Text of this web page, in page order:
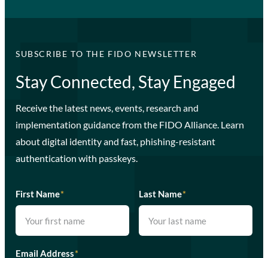
SUBSCRIBE TO THE FIDO NEWSLETTER
Stay Connected, Stay Engaged
Receive the latest news, events, research and
implementation guidance from the FIDO Alliance. Learn
about digital identity and fast, phishing-resistant
authentication with passkeys.
First Name* Last Name*
Email Address*